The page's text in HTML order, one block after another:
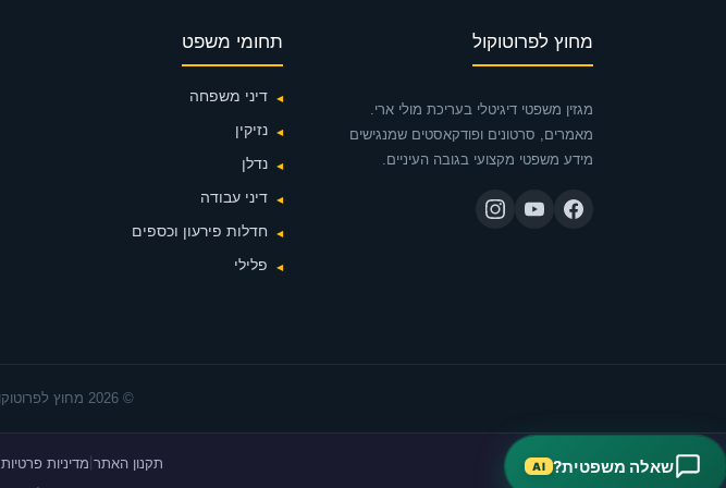
מחוץ לפרוטוקול
מגזין משפטי דיגיטלי בעריכת מולי ארי.
מאמרים, סרטונים ופודקאסטים שמנגישים
מידע משפטי מקצועי בגובה העיניים.
תחומי משפט
דיני משפחה
נזיקין
נדלן
דיני עבודה
חדלות פירעון וכספים
פלילי
© 2026 מחוץ לפרוטוקול | פותח על ידי
תקנון האתר מדיניות פרטיות שאלה משפטית? AI